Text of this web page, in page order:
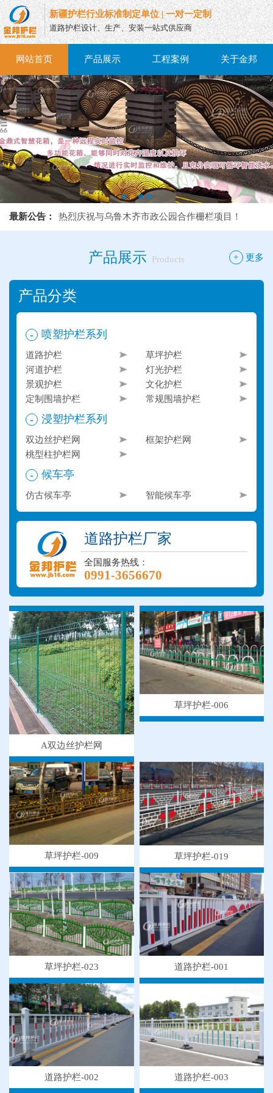
新疆护栏行业标准制定单位 | 一对一定制
道路护栏设计、生产、安装一站式供应商
网站首页 产品展示 工程案例 关于金邦
最新公告：
热烈庆祝与乌鲁木齐市政公园合作栅栏项目！
热烈庆祝与乌鲁木齐市政公园合作栅栏项目！
+
更多
产品展示 Products
产品分类
- 喷塑护栏系列
道路护栏
草坪护栏
河道护栏
灯光护栏
景观护栏
文化护栏
定制围墙护栏
常规围墙护栏
- 浸塑护栏系列
双边丝护栏网
框架护栏网
桃型柱护栏网
- 候车亭
仿古候车亭 智能候车亭
道路护栏厂家
全国服务热线：
0991-3656670
A双边丝护栏网
草坪护栏-006
草坪护栏-009 草坪护栏-019
草坪护栏-023 道路护栏-001
道路护栏-002 道路护栏-003